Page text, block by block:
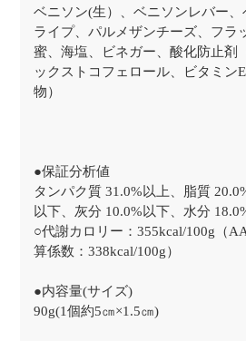
ベニソン(生）、ベニソンレバー、
ライプ、パルメザンチーズ、フラ
蜜、海塩、ビネガー、酸化防止剤
ックストコフェロール、ビタミン
物）
●保証分析値
タンパク質 31.0%以上、脂質
以下、灰分 10.0%以下、水分
○代謝カロリー：355kcal/100g（
算係数：338kcal/100g）
●内容量(サイズ)
90g(1個約5㎝×1.5㎝)